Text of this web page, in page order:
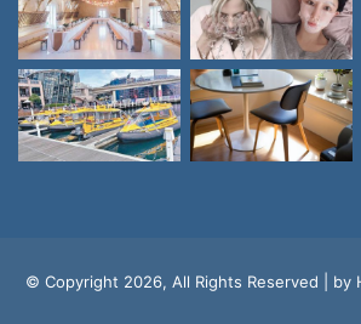
© Copyright 2026, All Rights Reserved | by